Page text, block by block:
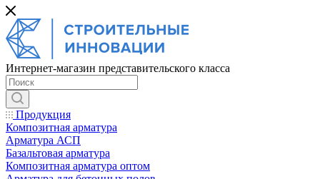
Интернет-магазин представительского класса
Продукция
Композитная арматура
Арматура АСП
Базальтовая арматура
Композитная арматура оптом